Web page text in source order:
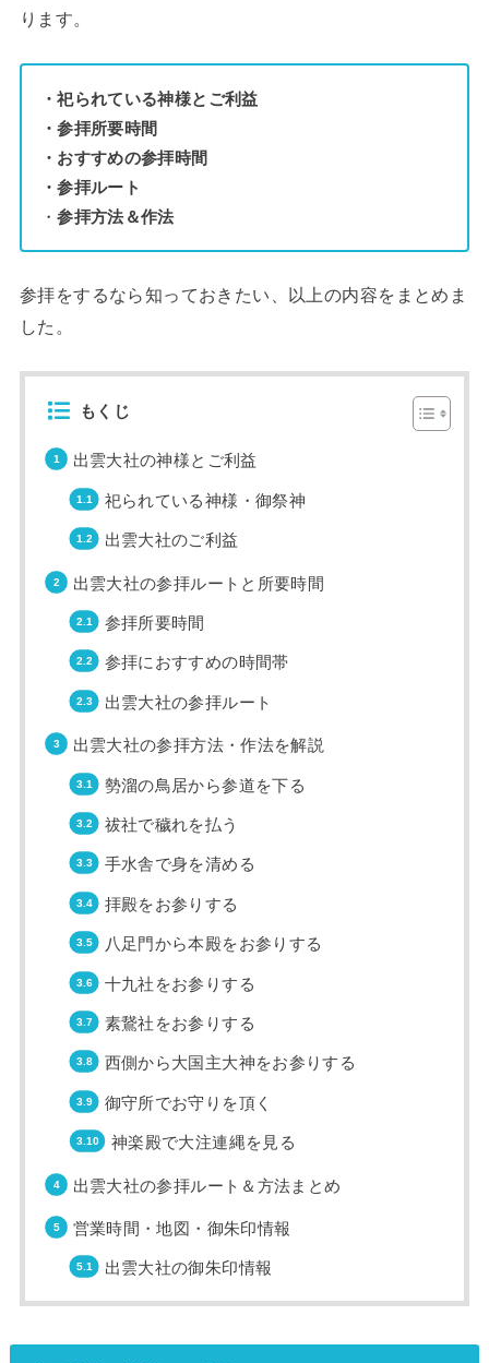
ります。
・祀られている神様とご利益
・参拝所要時間
・おすすめの参拝時間
・参拝ルート
・参拝方法＆作法
参拝をするなら知っておきたい、以上の内容をまとめま
した。
もくじ
出雲大社の神様とご利益
祀られている神様・御祭神
出雲大社のご利益
出雲大社の参拝ルートと所要時間
参拝所要時間
参拝におすすめの時間帯
出雲大社の参拝ルート
出雲大社の参拝方法・作法を解説
勢溜の鳥居から参道を下る
祓社で穢れを払う
手水舎で身を清める
拝殿をお参りする
八足門から本殿をお参りする
十九社をお参りする
素鵞社をお参りする
西側から大国主大神をお参りする
御守所でお守りを頂く
神楽殿で大注連縄を見る
出雲大社の参拝ルート＆方法まとめ
営業時間・地図・御朱印情報
出雲大社の御朱印情報